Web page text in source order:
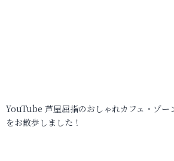
YouTube 芦屋屈指のおしゃれカフェ・ゾー
をお散歩しました！